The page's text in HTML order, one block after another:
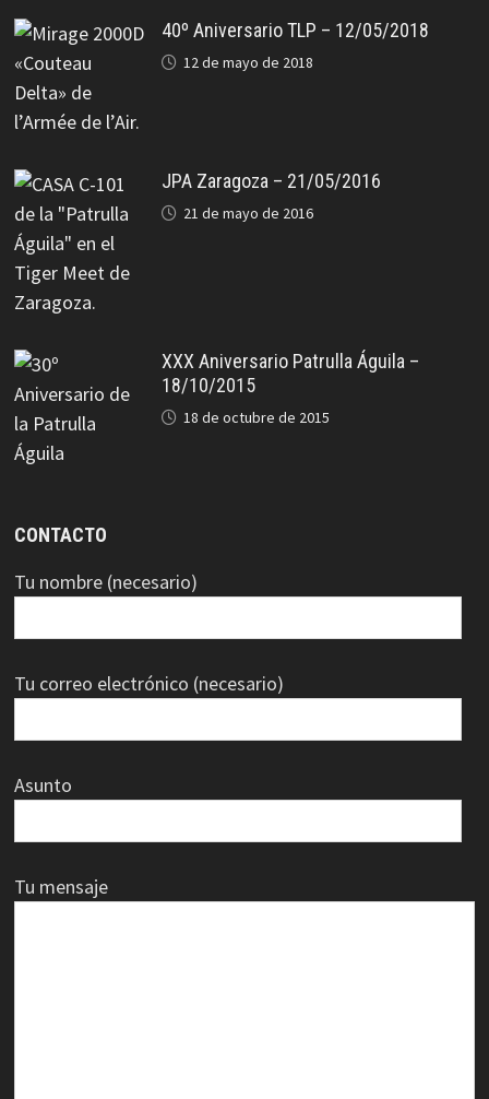
40º Aniversario TLP – 12/05/2018
12 de mayo de 2018
JPA Zaragoza – 21/05/2016
21 de mayo de 2016
XXX Aniversario Patrulla Águila –
18/10/2015
18 de octubre de 2015
CONTACTO
Tu nombre (necesario)
Tu correo electrónico (necesario)
Asunto
Tu mensaje